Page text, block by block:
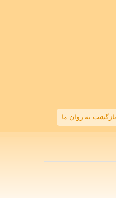
بازگشت به روان ما